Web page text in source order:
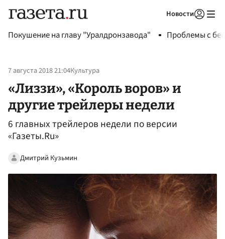
Новости
Покушение на главу "Уралдронзавода" Проблемы с
7 августа 2018 21:04Культура
«Лиззи», «Король воров» и
другие трейлеры недели
6 главных трейлеров недели по версии
«Газеты.Ru»
Дмитрий Кузьмин